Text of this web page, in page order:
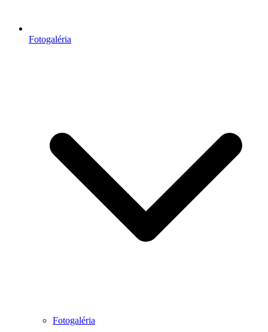
Fotogaléria
Fotogaléria